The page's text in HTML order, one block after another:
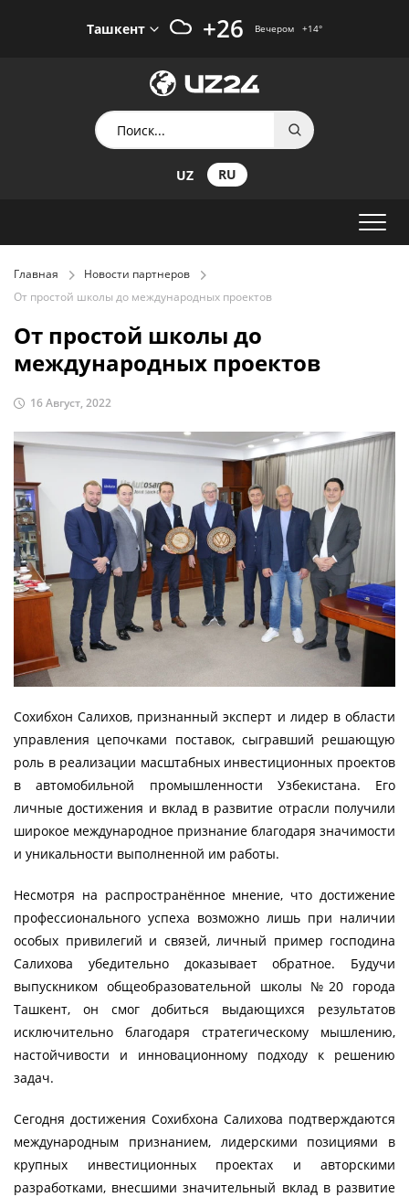
Ташкент +26 Вечером +14°
UZ RU
Главная
Новости партнеров
От простой школы до международных проектов
От простой школы до
международных проектов
16 Август, 2022
Сохибхон Салихов, признанный эксперт и лидер в области
управления цепочками поставок, сыгравший решающую
роль в реализации масштабных инвестиционных проектов
в автомобильной промышленности Узбекистана. Его
личные достижения и вклад в развитие отрасли получили
широкое международное признание благодаря значимости
и уникальности выполненной им работы.
Несмотря на распространённое мнение, что достижение
профессионального успеха возможно лишь при наличии
особых привилегий и связей, личный пример господина
Салихова убедительно доказывает обратное. Будучи
выпускником общеобразовательной школы №20 города
Ташкент, он смог добиться выдающихся результатов
исключительно благодаря стратегическому мышлению,
настойчивости и инновационному подходу к решению
задач.
Сегодня достижения Сохибхона Салихова подтверждаются
международным признанием, лидерскими позициями в
крупных инвестиционных проектах и авторскими
разработками, внесшими значительный вклад в развитие